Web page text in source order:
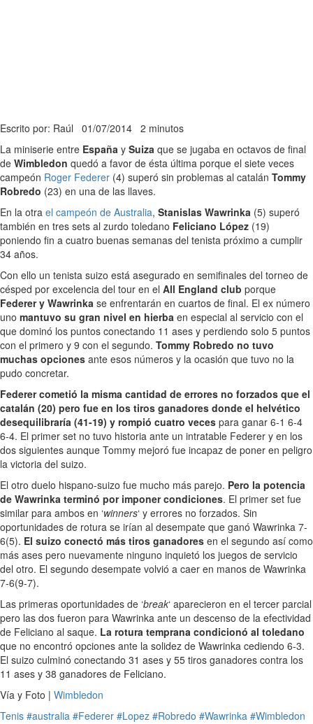
Escrito por: Raúl 01/07/2014 2 minutos
La miniserie entre España y Suiza que se jugaba en octavos de final
de Wimbledon quedó a favor de ésta última porque el siete veces
campeón Roger Federer (4) superó sin problemas al catalán Tommy
Robredo (23) en una de las llaves.
En la otra el campeón de Australia, Stanislas Wawrinka (5) superó
también en tres sets al zurdo toledano Feliciano López (19)
poniendo fin a cuatro buenas semanas del tenista próximo a cumplir
34 años.
Con ello un tenista suizo está asegurado en semifinales del torneo de
césped por excelencia del tour en el All England club porque
Federer y Wawrinka se enfrentarán en cuartos de final. El ex número
uno mantuvo su gran nivel en hierba en especial al servicio con el
que dominó los puntos conectando 11 ases y perdiendo solo 5 puntos
con el primero y 9 con el segundo. Tommy Robredo no tuvo
muchas opciones ante esos números y la ocasión que tuvo no la
pudo concretar.
Federer cometió la misma cantidad de errores no forzados que el
catalán (20) pero fue en los tiros ganadores donde el helvético
desequilibraría (41-19) y rompió cuatro veces para ganar 6-1 6-4
6-4. El primer set no tuvo historia ante un intratable Federer y en los
dos siguientes aunque Tommy mejoró fue incapaz de poner en peligro
la victoria del suizo.
El otro duelo hispano-suizo fue mucho más parejo. Pero la potencia
de Wawrinka terminó por imponer condiciones. El primer set fue
similar para ambos en ‘winners‘ y errores no forzados. Sin
oportunidades de rotura se irían al desempate que ganó Wawrinka 7-
6(5). El suizo conectó más tiros ganadores en el segundo así como
más ases pero nuevamente ninguno inquietó los juegos de servicio
del otro. El segundo desempate volvió a caer en manos de Wawrinka
7-6(9-7).
Las primeras oportunidades de ‘break‘ aparecieron en el tercer parcial
pero las dos fueron para Wawrinka ante un descenso de la efectividad
de Feliciano al saque. La rotura temprana condicionó al toledano
que no encontró opciones ante la solidez de Wawrinka cediendo 6-3.
El suizo culminó conectando 31 ases y 55 tiros ganadores contra los
11 ases y 38 ganadores de Feliciano.
Vía y Foto | Wimbledon
Tenis #australia #Federer #Lopez #Robredo #Wawrinka #Wimbledon